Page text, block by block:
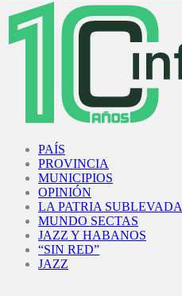
PAÍS
PROVINCIA
MUNICIPIOS
OPINIÓN
LA PATRIA SUBLEVADA
MUNDO SECTAS
JAZZ Y HABANOS
“SIN RED”
JAZZ